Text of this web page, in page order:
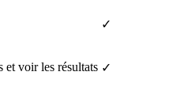
✓
et voir les résultats ✓